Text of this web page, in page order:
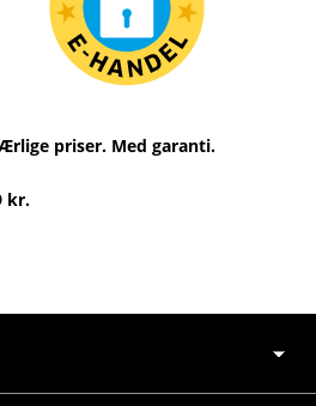
priser. Med garanti.
kr.